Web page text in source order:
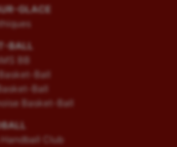
GLACE
BALL
BB
Ball
Ball
Basket-Ball
Club